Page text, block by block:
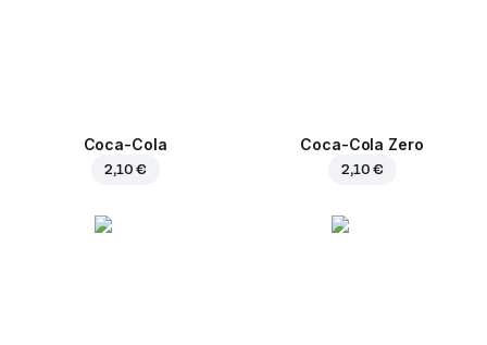
Coca-Cola
2,10 €
Coca-Cola Zero
2,10 €